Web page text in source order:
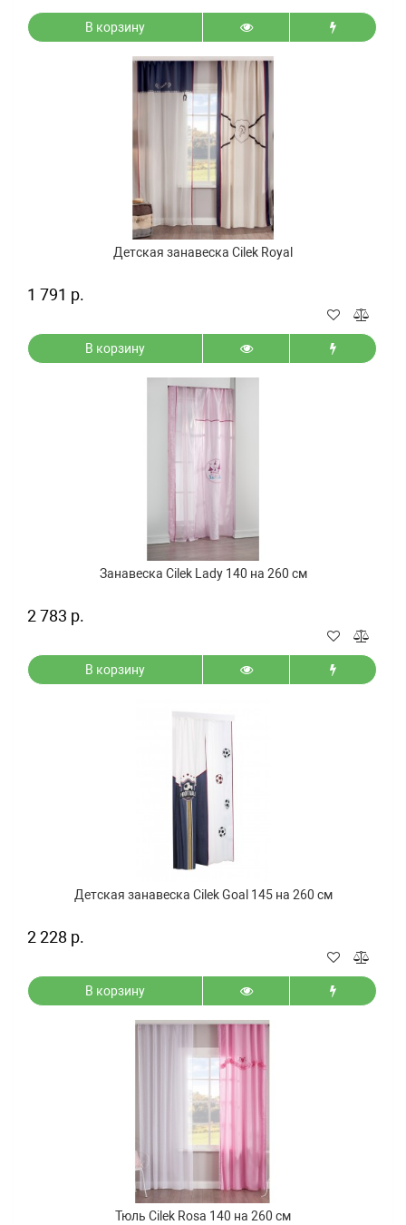
В корзину
Детская занавеска Cilek Royal
1 791 р.
В корзину
Занавеска Cilek Lady 140 на 260 см
2 783 р.
В корзину
Детская занавеска Cilek Goal 145 на 260 см
2 228 р.
В корзину
Тюль Cilek Rosa 140 на 260 см